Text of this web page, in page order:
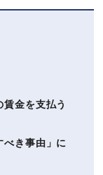
金を支払う
べき事由」に